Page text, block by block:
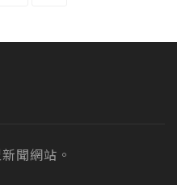
聞網站。